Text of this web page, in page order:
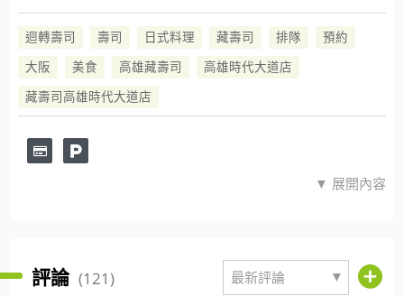
迴轉壽司 壽司 日式料理 藏壽司 排隊
預約
大阪
美食 高雄藏壽司
高雄時代大道店
藏壽司高雄時代大道店
▼ 展開內容
評論 (121) 最新評論 ▼